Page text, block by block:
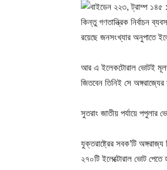
কিন্তু গণতান্ত্রিক নির্বাচন
রয়েছে জনসংখ্যার অনুপাতে
আর এ ইলেকটোরাল ভোটই মূলত
জিতবেন তিনিই সে
সুতরাং জাতীয় পর্যায়ে পপুলার
যুক্তরাষ্ট্রের সবক’টি
২৭০টি ইলেক্টোরাল ভোট পেতে